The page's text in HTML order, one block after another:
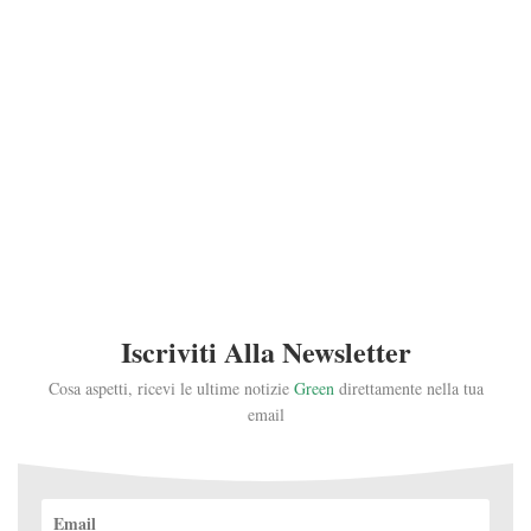
Iscriviti Alla Newsletter
Cosa aspetti, ricevi le ultime notizie Greendirettamente nella tua
email